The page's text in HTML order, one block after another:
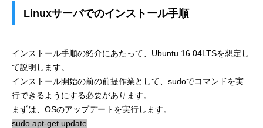
Linuxサーバでのインストール手順
インストール手順の紹介にあたって、Ubuntu 16.04LTSを想定し
て説明します。
インストール開始の前の前提作業として、sudoでコマンドを実
行できるようにする必要があります。
まずは、OSのアップデートを実行します。
sudo apt-get update